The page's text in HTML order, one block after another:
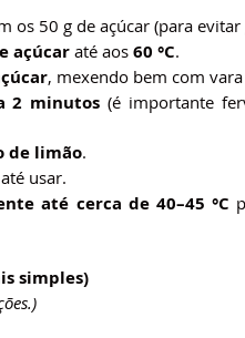
os 50 g de açúcar (para
açúcar até aos 60 °C.
, mexendo bem com
2 minutos (é importante
de limão.
usar.
até cerca de 40–45 °C
simples)